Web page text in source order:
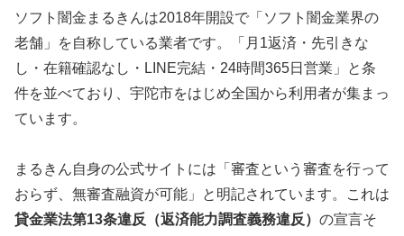
ソフト闇金まるきんは2018年開設で「ソフト闇金業界の
老舗」を自称している業者です。「月1返済・先引きな
し・在籍確認なし・LINE完結・24時間365日営業」と条
件を並べており、宇陀市をはじめ全国から利用者が集まっ
ています。
まるきん自身の公式サイトには「審査という審査を行って
おらず、無審査融資が可能」と明記されています。これは
貸金業法第13条違反（返済能力調査義務違反） の宣言そ